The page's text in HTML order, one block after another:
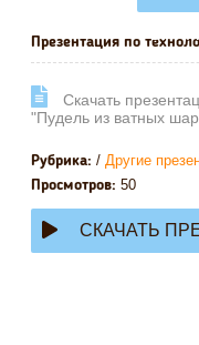
Презентация по
Cкачать
"Пудель из ватных
Рубрика: / Другие
Просмотров: 50
СКАЧАТЬ